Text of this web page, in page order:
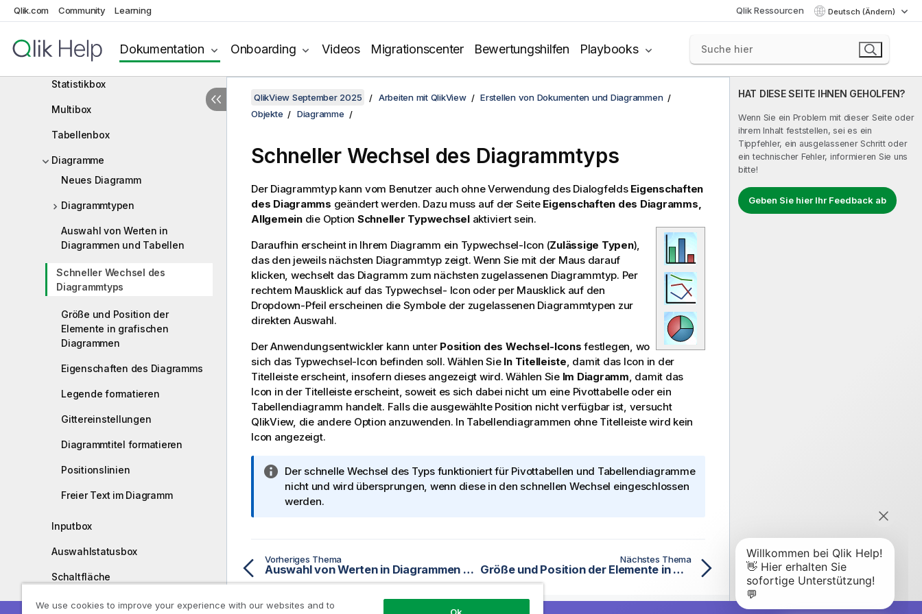
Qlik.com Community Learning Qlik Ressourcen Deutsch (Ändern)
Dokumentation Onboarding Videos Migrationscenter Bewertungshilfen Playbooks
Quick Chart Wizard
Objekte
Listbox
Statistikbox
Multibox
Tabellenbox
Diagramme
Neues Diagramm
Diagrammtypen
Auswahl von Werten in
Diagrammen und Tabellen
Schneller Wechsel des
Diagrammtyps
Größe und Position der
Elemente in grafischen
Diagrammen
Eigenschaften des Diagramms
Legende formatieren
Gittereinstellungen
Diagrammtitel formatieren
Positionslinien
Freier Text im Diagramm
Inputbox
Auswahlstatusbox
Schaltfläche
Textobjekt
HAT DIESE SEITE IHNEN GEHOLFEN?
Wenn Sie ein Problem mit dieser Seite oder
ihrem Inhalt feststellen, sei es ein
Tippfehler, ein ausgelassener Schritt oder
ein technischer Fehler, informieren Sie uns
bitte!
Geben Sie hier Ihr Feedback ab
QlikView September 2025 Arbeiten mit QlikView
Erstellen von Dokumenten und Diagrammen
Objekte
Diagramme
Schneller Wechsel des Diagrammtyps
Der Diagrammtyp kann vom Benutzer auch ohne Verwendung des Dialogfelds Eigenschaften
des Diagramms geändert werden. Dazu muss auf der Seite Eigenschaften des Diagramms,
Allgemeindie Option Schneller Typwechselaktiviert sein.
Daraufhin erscheint in Ihrem Diagramm ein Typwechsel-Icon (Zulässige Typen),
das den jeweils nächsten Diagrammtyp zeigt. Wenn Sie mit der Maus darauf
klicken, wechselt das Diagramm zum nächsten zugelassenen Diagrammtyp. Per
rechtem Mausklick auf das Typwechsel- Icon oder per Mausklick auf den
Dropdown-Pfeil erscheinen die Symbole der zugelassenen Diagrammtypen zur
direkten Auswahl.
Der Anwendungsentwickler kann unter Position des Wechsel-Icons festlegen, wo
sich das Typwechsel-Icon befinden soll. Wählen Sie In Titelleiste, damit das Icon in der
Titelleiste erscheint, insofern dieses angezeigt wird. Wählen Sie Im Diagramm, damit das
Icon in der Titelleiste erscheint, soweit es sich dabei nicht um eine Pivottabelle oder ein
Tabellendiagramm handelt. Falls die ausgewählte Position nicht verfügbar ist, versucht
QlikView, die andere Option anzuwenden. In Tabellendiagrammen ohne Titelleiste wird kein
Icon angezeigt.
I
n
f
a
t
o
Der schnelle Wechsel des Typs funktioniert für Pivottabellen und Tabellendiagramme
nicht und wird übersprungen, wenn diese in den schnellen Wechsel eingeschlossen
werden.
Vorheriges Thema
Auswahl von Werten in Diagrammen und Tabellen
Nächstes Thema
Größe und Position der Elemente in grafischen Diagrammen
We use cookies to improve your experience with our websites and to